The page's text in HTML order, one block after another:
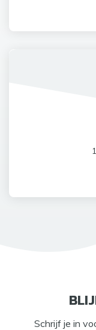
Schrijf je in